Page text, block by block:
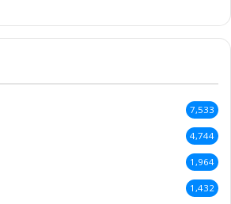
7,533
4,744
1,964
1,432